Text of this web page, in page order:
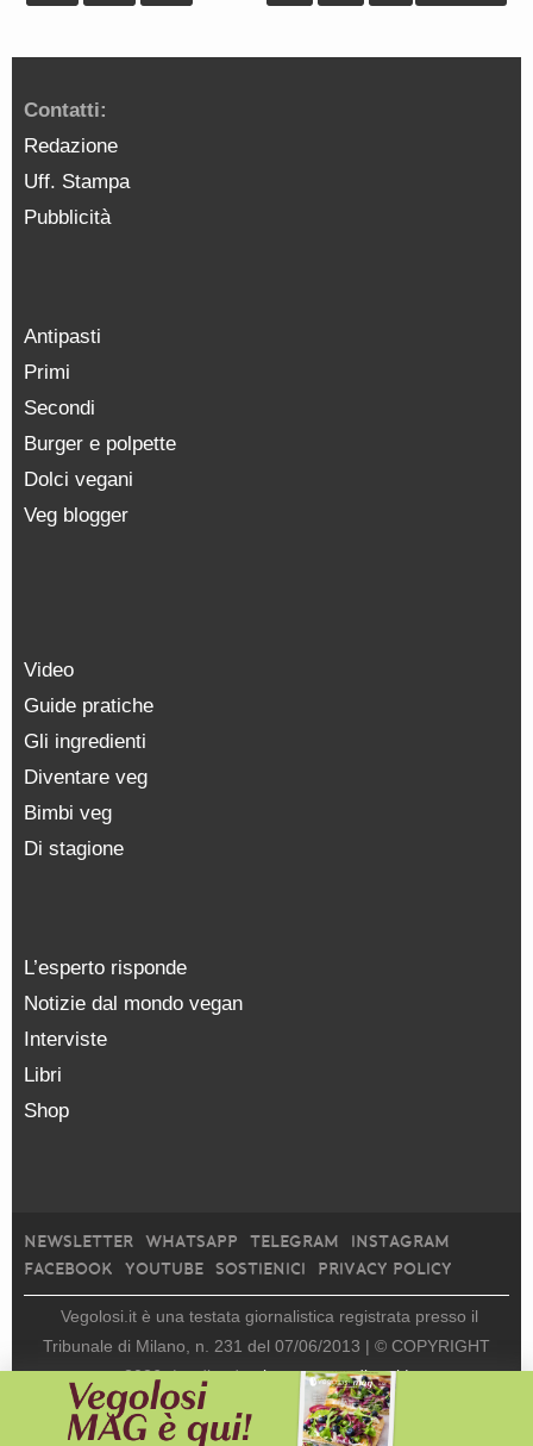
Contatti:
Redazione
Uff. Stampa
Pubblicità
Antipasti
Primi
Secondi
Burger e polpette
Dolci vegani
Veg blogger
Video
Guide pratiche
Gli ingredienti
Diventare veg
Bimbi veg
Di stagione
L’esperto risponde
Notizie dal mondo vegan
Interviste
Libri
Shop
NEWSLETTER WHATSAPP TELEGRAM
INSTAGRAM
FACEBOOK
YOUTUBE SOSTIENICI PRIVACY POLICY
Vegolosi.it è una testata giornalistica registrata presso il
Tribunale di Milano, n. 231 del 07/06/2013 | © COPYRIGHT
2026 | edito da viceversa media srl |